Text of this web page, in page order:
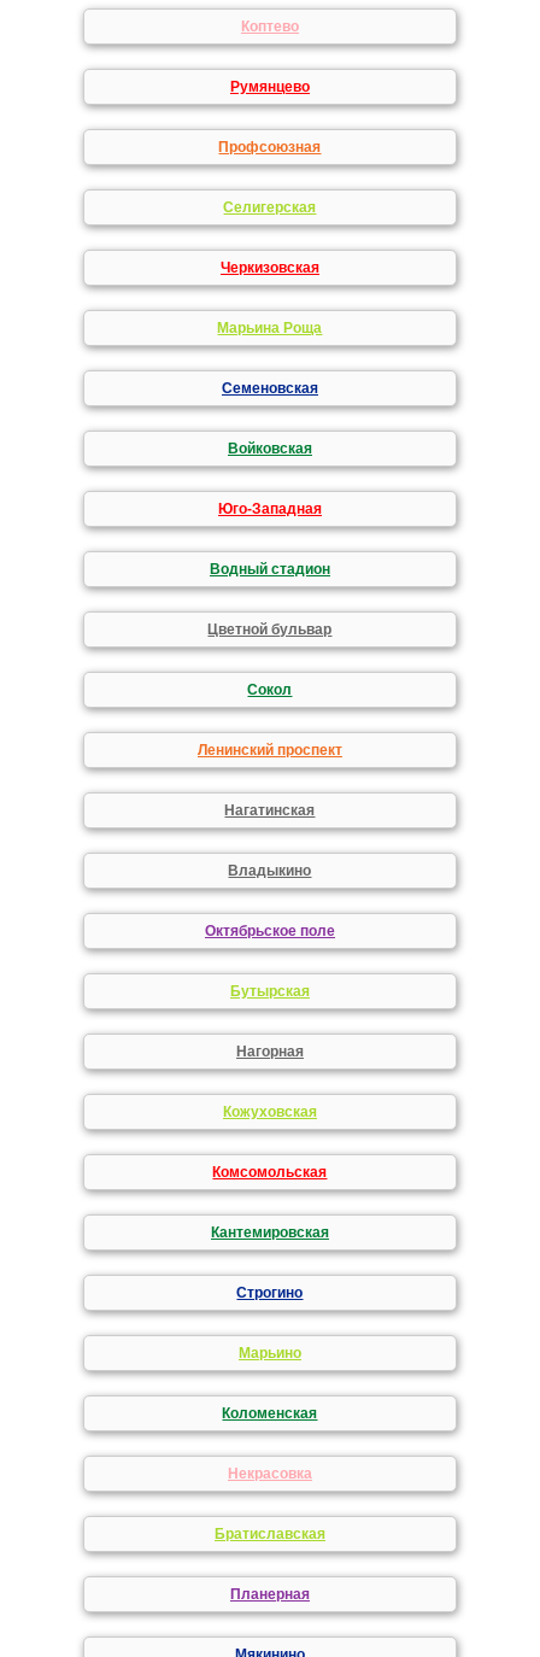
Коптево
Румянцево
Профсоюзная
Селигерская
Черкизовская
Марьина Роща
Семеновская
Войковская
Юго-Западная
Водный стадион
Цветной бульвар
Сокол
Ленинский проспект
Нагатинская
Владыкино
Октябрьское поле
Бутырская
Нагорная
Кожуховская
Комсомольская
Кантемировская
Строгино
Марьино
Коломенская
Некрасовка
Братиславская
Планерная